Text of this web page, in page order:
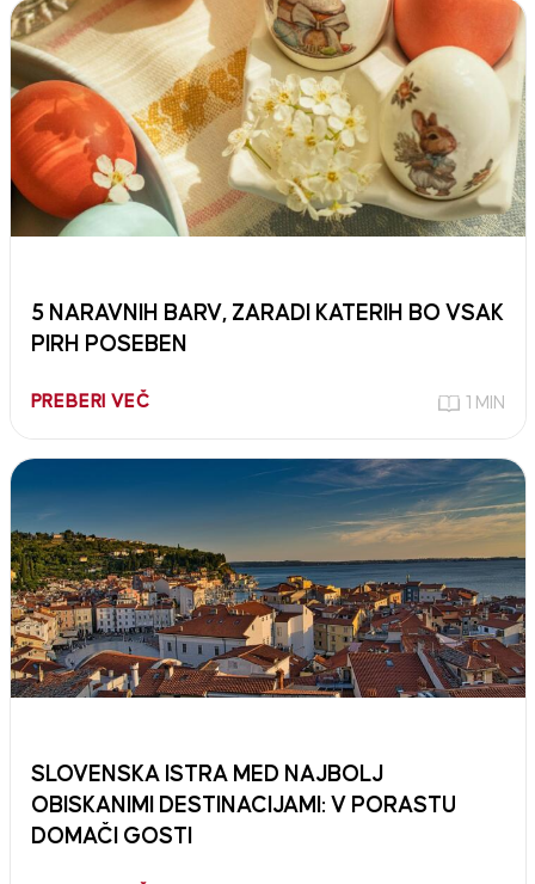
5 NARAVNIH BARV, ZARADI KATERIH BO VSAK
PIRH POSEBEN
PREBERI VEČ 1 MIN
SLOVENSKA ISTRA MED NAJBOLJ
OBISKANIMI DESTINACIJAMI: V PORASTU
DOMAČI GOSTI